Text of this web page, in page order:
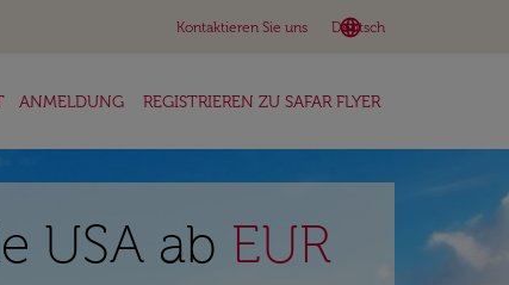
Kontaktieren Sie uns language
Deutsch
keyboard_arrow_down
ANMELDUNG REGISTRIEREN ZU SAFAR FLYER
USA ab EUR